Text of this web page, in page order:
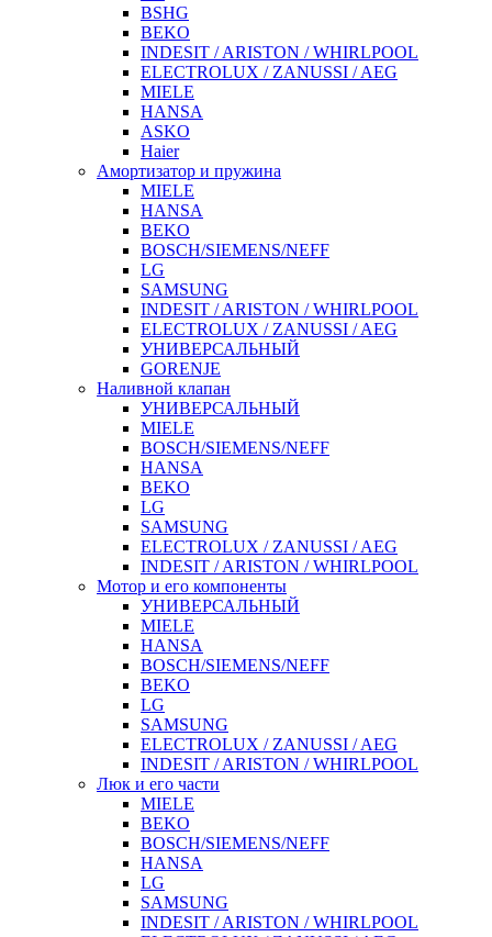
BSHG
BEKO
INDESIT / ARISTON / WHIRLPOOL
ELECTROLUX / ZANUSSI / AEG
MIELE
HANSA
ASKO
Haier
Амортизатор и пружина
MIELE
HANSA
BEKO
BOSCH/SIEMENS/NEFF
LG
SAMSUNG
INDESIT / ARISTON / WHIRLPOOL
ELECTROLUX / ZANUSSI / AEG
УНИВЕРСАЛЬНЫЙ
GORENJE
Наливной клапан
УНИВЕРСАЛЬНЫЙ
MIELE
BOSCH/SIEMENS/NEFF
HANSA
BEKO
LG
SAMSUNG
ELECTROLUX / ZANUSSI / AEG
INDESIT / ARISTON / WHIRLPOOL
Мотор и его компоненты
УНИВЕРСАЛЬНЫЙ
MIELE
HANSA
BOSCH/SIEMENS/NEFF
BEKO
LG
SAMSUNG
ELECTROLUX / ZANUSSI / AEG
INDESIT / ARISTON / WHIRLPOOL
Люк и его части
MIELE
BEKO
BOSCH/SIEMENS/NEFF
HANSA
LG
SAMSUNG
INDESIT / ARISTON / WHIRLPOOL